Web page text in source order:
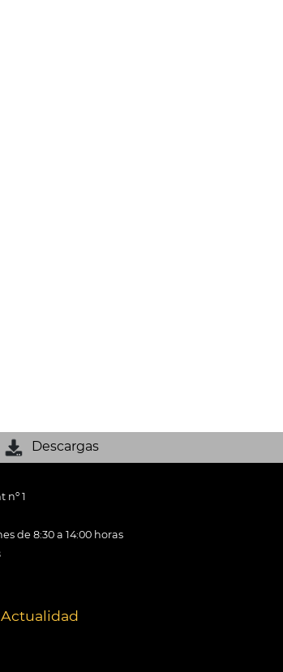
Descargas
nº 1
de 8:30 a 14:00 horas
Actualidad